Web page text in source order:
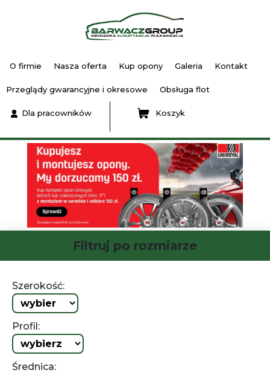
O firmie Nasza oferta Kup opony Galeria Kontakt
Przeglądy gwarancyjne i okresowe Obsługa flot
Dla pracowników Koszyk
Filtruj po rozmiarze
Szerokość:
Profil:
Średnica: